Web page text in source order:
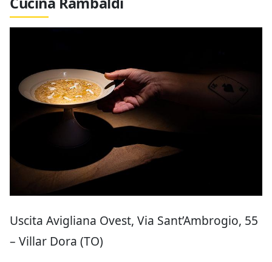
Uscita Avigliana Ovest, Via Sant’Ambrogio, 55
– Villar Dora (TO)